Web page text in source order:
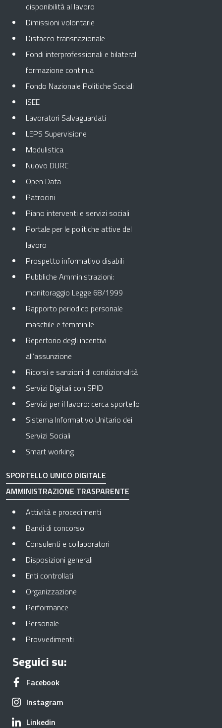
disponibilità al lavoro
Dimissioni volontarie
Distacco transnazionale
Fondi interprofessionali e bilaterali
formazione continua
Fondo Nazionale Politiche Sociali
ISEE
Lavoratori Salvaguardati
LEPS Supervisione
Modulistica
Nuovo DURC
Open Data
Patrocini
Piano interventi e servizi sociali
Portale per le politiche attive del
lavoro
Prospetto informativo disabili
Pubbliche Amministrazioni:
monitoraggio Legge 68/1999
Rapporto periodico personale
maschile e femminile
Repertorio degli incentivi
all’assunzione
Ricorsi e sanzioni di condizionalità
Servizi Digitali con SPID
Servizi per il lavoro: cerca sportello
Sistema Informativo Unitario dei
Servizi Sociali
Smart working
SPORTELLO UNICO DIGITALE
AMMINISTRAZIONE TRASPARENTE
Attività e procedimenti
Bandi di concorso
Consulenti e collaboratori
Disposizioni generali
Enti controllati
Organizzazione
Performance
Personale
Provvedimenti
Seguici su:
FacebookApre in una nuova scheda
Instagram
Linkedin